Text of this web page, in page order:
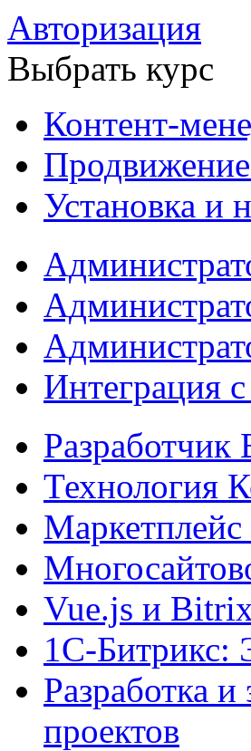
Авторизация
Выбрать курс
Контент-
Установка и
Интеграция
Технология
Vue.js и
1С-Битрикс:
Разработка
проектов